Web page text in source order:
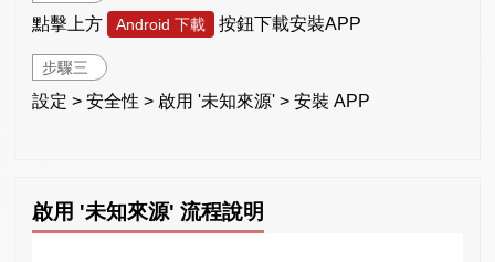
點擊上方 Android 下載 按鈕下載安裝APP
步驟三
設定 > 安全性 > 啟用 '未知來源' > 安裝 APP
啟用 '未知來源' 流程說明